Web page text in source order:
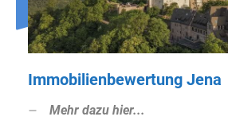
Immobilienbewertung Jena
Mehr dazu hier...